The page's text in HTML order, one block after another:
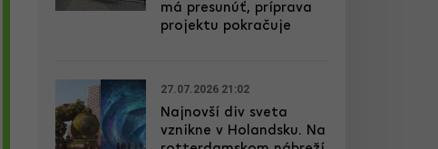
má presunúť, príprava
projektu pokračuje
27.07.2026 21:02
Najnovší div sveta
vznikne v Holandsku. Na